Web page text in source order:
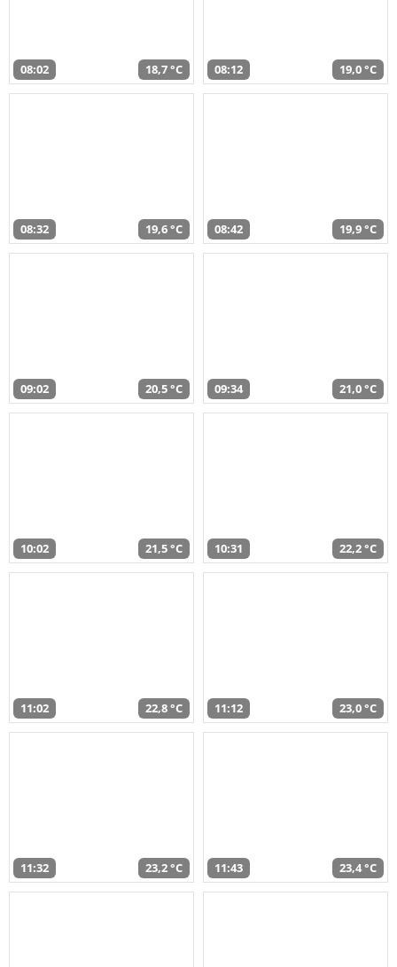
08:02 18,7 °C 08:12 19,0 °C
08:32 19,6 °C 08:42 19,9 °C
09:02 20,5 °C 09:34 21,0 °C
10:02 21,5 °C 10:31 22,2 °C
11:02 22,8 °C 11:12 23,0 °C
11:32 23,2 °C 11:43 23,4 °C